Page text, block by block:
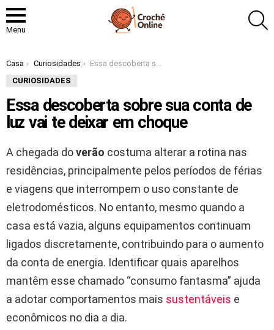
Menu
Você está aqui:
Casa Curiosidades
Essa descoberta sobre sua conta de luz vai te deixar em choque
CURIOSIDADES
Essa descoberta sobre sua conta de
luz vai te deixar em choque
A chegada doverão costuma alterar a rotina nas
residências, principalmente pelos períodos de férias
e viagens que interrompem o uso constante de
eletrodomésticos. No entanto, mesmo quando a
casa está vazia, alguns equipamentos continuam
ligados discretamente, contribuindo para o aumento
da conta de energia. Identificar quais aparelhos
mantêm esse chamado “consumo fantasma” ajuda
a adotar comportamentos mais sustentáveis e
econômicos no dia a dia.